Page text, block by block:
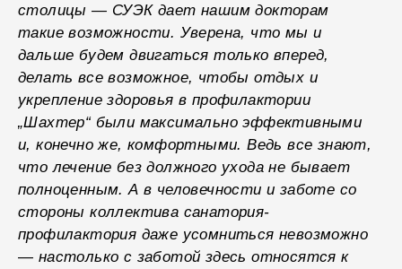
столицы — СУЭК дает нашим докторам
такие возможности. Уверена, что мы и
дальше будем двигаться только вперед,
делать все возможное, чтобы отдых и
укрепление здоровья в профилактории
„Шахтер“ были максимально эффективными
и, конечно же, комфортными. Ведь все знают,
что лечение без должного ухода не бывает
полноценным. А в человечности и заботе со
стороны коллектива санатория-
профилактория даже усомниться невозможно
— настолько с заботой здесь относятся к